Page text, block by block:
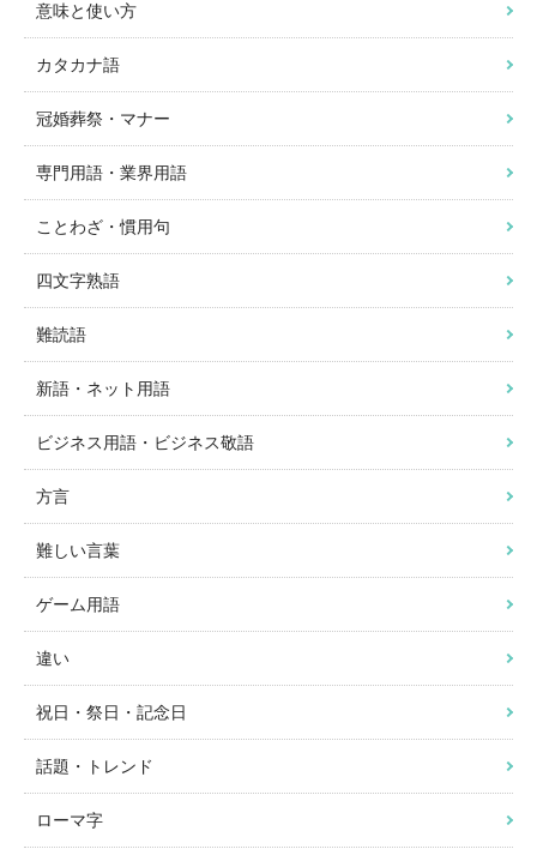
意味と使い方
カタカナ語
冠婚葬祭・マナー
専門用語・業界用語
ことわざ・慣用句
四文字熟語
難読語
新語・ネット用語
ビジネス用語・ビジネス敬語
方言
難しい言葉
ゲーム用語
違い
祝日・祭日・記念日
話題・トレンド
ローマ字